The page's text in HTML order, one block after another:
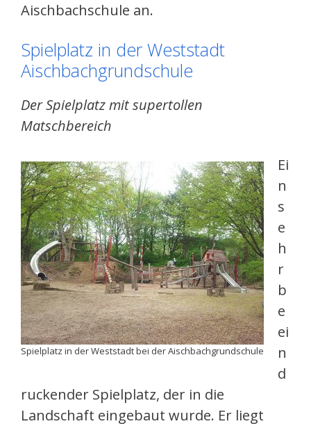
Aischbachschule an.
Spielplatz in der Weststadt
Aischbachgrundschule
Der Spielplatz mit supertollen
Matschbereich
Spielplatz in der Weststadt bei der Aischbachgrundschule
Ei
n
s
e
h
r
b
e
ei
n
d
ruckender Spielplatz, der in die
Landschaft eingebaut wurde. Er liegt